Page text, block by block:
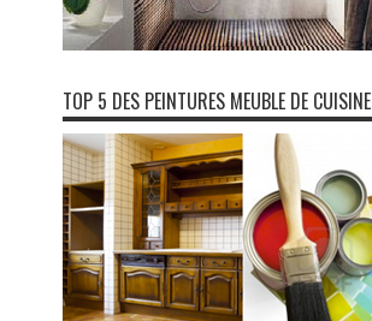
TOP 5 DES PEINTURES MEUBLE DE CUISINE